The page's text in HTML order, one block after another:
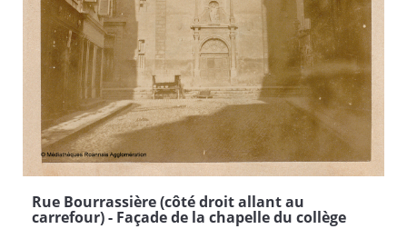
Rue Bourrassière (côté droit allant au
carrefour) - Façade de la chapelle du collège